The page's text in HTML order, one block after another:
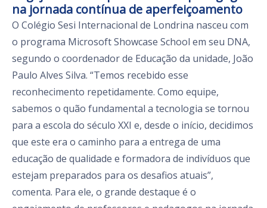
na jornada contínua de aperfeiçoamento
O Colégio Sesi Internacional de Londrina nasceu com
o programa Microsoft Showcase School em seu DNA,
segundo o coordenador de Educação da unidade, João
Paulo Alves Silva. “Temos recebido esse
reconhecimento repetidamente. Como equipe,
sabemos o quão fundamental a tecnologia se tornou
para a escola do século XXI e, desde o início, decidimos
que este era o caminho para a entrega de uma
educação de qualidade e formadora de indivíduos que
estejam preparados para os desafios atuais”,
comenta. Para ele, o grande destaque é o